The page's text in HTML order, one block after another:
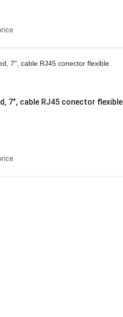
7″, cable RJ45 conector flexible